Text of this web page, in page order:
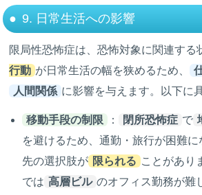
9. 日常生活への影響
限局性恐怖症は、恐怖対象に関連する
行動 が日常生活の幅を狭めるため、
人間関係 に影響を与えます。以下に
移動手段の制限 ： 閉所恐怖症 で
を避けるため、通勤・旅行が困難
先の選択肢が 限られる ことがあり
では 高層ビル のオフィス勤務が難